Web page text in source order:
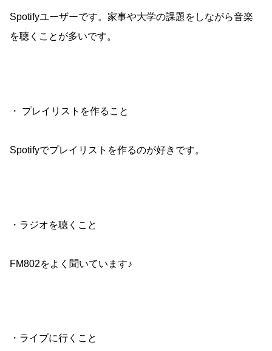
Spotifyユーザーです。家事や大学の課題をしながら音楽
を聴くことが多いです。
・ プレイリストを作ること
Spotifyでプレイリストを作るのが好きです。
・ラジオを聴くこと
FM802をよく聞いています♪
・ライブに行くこと